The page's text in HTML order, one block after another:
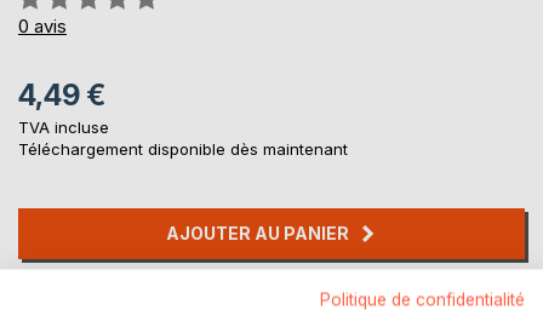
0%
0 avis
4,49 €
TVA incluse
Téléchargement disponible dès maintenant
AJOUTER AU PANIER
Politique de confidentialité